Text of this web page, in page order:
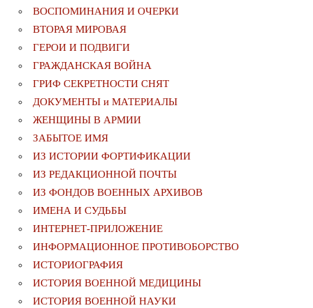
ВОСПОМИНАНИЯ И ОЧЕРКИ
ВТОРАЯ МИРОВАЯ
ГЕРОИ И ПОДВИГИ
ГРАЖДАНСКАЯ ВОЙНА
ГРИФ СЕКРЕТНОСТИ СНЯТ
ДОКУМЕНТЫ и МАТЕРИАЛЫ
ЖЕНЩИНЫ В АРМИИ
ЗАБЫТОЕ ИМЯ
ИЗ ИСТОРИИ ФОРТИФИКАЦИИ
ИЗ РЕДАКЦИОННОЙ ПОЧТЫ
ИЗ ФОНДОВ ВОЕННЫХ АРХИВОВ
ИМЕНА И СУДЬБЫ
ИНТЕРНЕТ-ПРИЛОЖЕНИЕ
ИНФОРМАЦИОННОЕ ПРОТИВОБОРСТВО
ИСТОРИОГРАФИЯ
ИСТОРИЯ ВОЕННОЙ МЕДИЦИНЫ
ИСТОРИЯ ВОЕННОЙ НАУКИ